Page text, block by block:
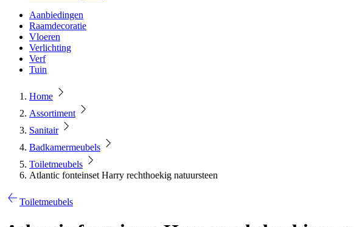
Aanbiedingen
Raamdecoratie
Vloeren
Verlichting
Verf
Tuin
Home
Assortiment
Sanitair
Badkamermeubels
Toiletmeubels
Atlantic fonteinset Harry rechthoekig natuursteen
Toiletmeubels